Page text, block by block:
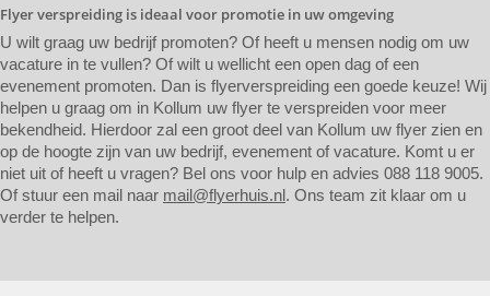
Flyer verspreiding is ideaal voor promotie in uw omgeving
U wilt graag uw bedrijf promoten? Of heeft u mensen nodig om uw
vacature in te vullen? Of wilt u wellicht een open dag of een
evenement promoten. Dan is flyerverspreiding een goede keuze! Wij
helpen u graag om in Kollum uw flyer te verspreiden voor meer
bekendheid. Hierdoor zal een groot deel van Kollum uw flyer zien en
op de hoogte zijn van uw bedrijf, evenement of vacature. Komt u er
niet uit of heeft u vragen? Bel ons voor hulp en advies 088 118 9005.
Of stuur een mail naar mail@flyerhuis.nl. Ons team zit klaar om u
verder te helpen.